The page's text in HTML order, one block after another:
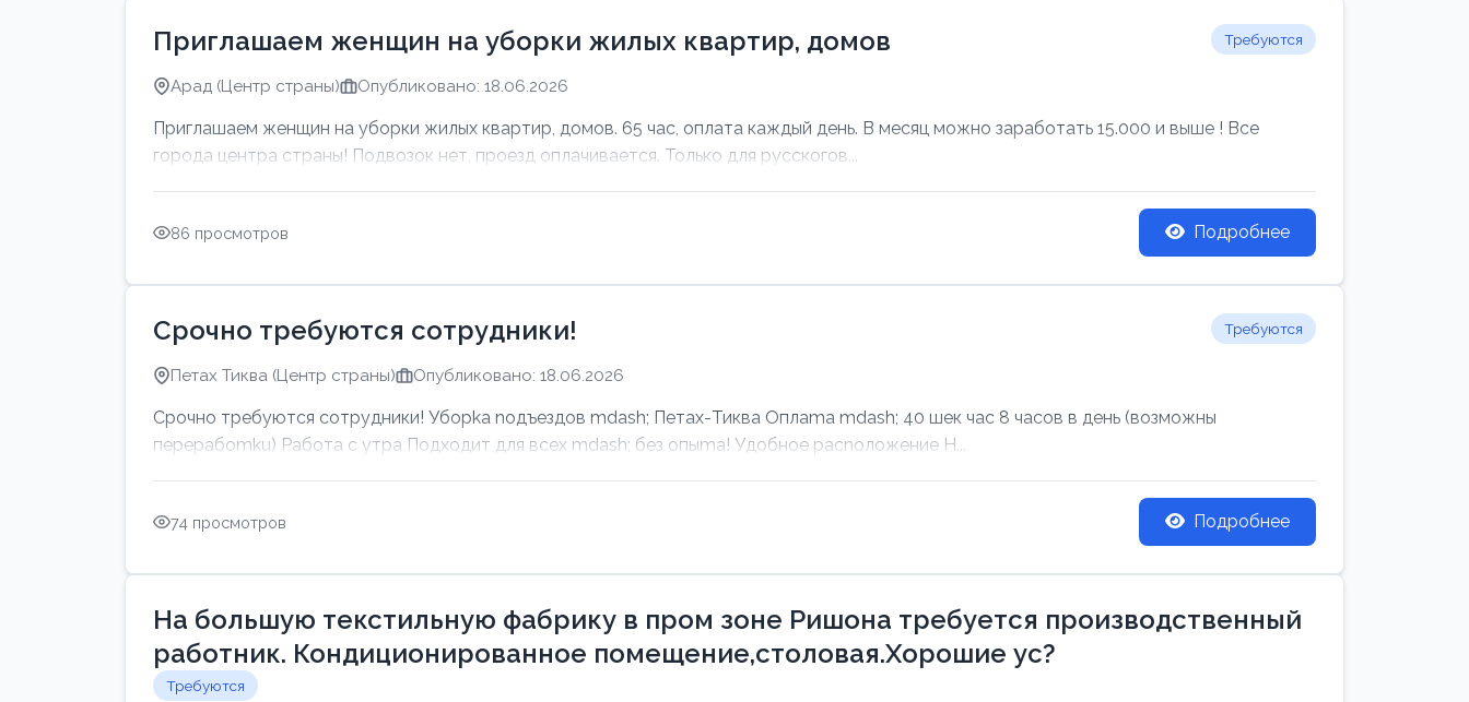
Приглашаем женщин на уборки жилых квартир, домов Требуются
Арад (Центр страны) Опубликовано: 18.06.2026
Приглашаем женщин на уборки жилых квартир, домов. 65 час, оплата каждый день. В месяц можно заработать 15.000 и выше ! Все
города центра страны! Подвозок нет, проезд оплачивается. Только для русскогов...
86 просмотров Подробнее
Срочно требуются сотрудники! Требуются
Петах Тиква (Центр страны) Опубликовано: 18.06.2026
Срочно требуются сотрудники! Убоpkа noдъездов mdash; Петах-Тиква Оплаma mdash; 40 шек час 8 часов в день (возможны
перерабоmku) Работа с утpa Подходит для всех mdash; без опыma! Удобное раcnoложение Н...
74 просмотров Подробнее
На большую текстильную фабрику в пром зоне Ришона требуется производственный
работник. Кондиционированное помещение,столовая.Хорошие ус?
Требуются